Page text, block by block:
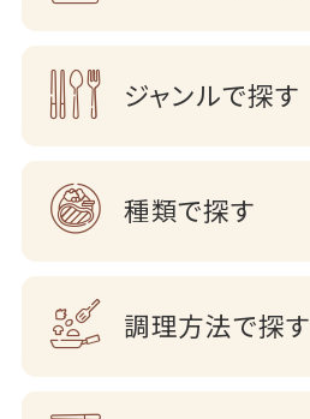
ジャンルで探す
種類で探す
調理方法で探す